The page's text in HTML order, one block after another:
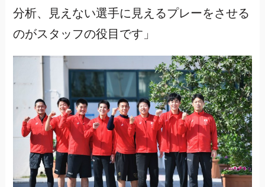
分析、見えない選手に見えるプレーをさせる
のがスタッフの役目です」